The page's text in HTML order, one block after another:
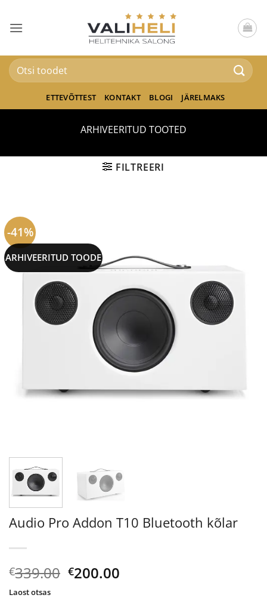
content
Otsi:
ETTEVÕTTEST KONTAKT BLOGI JÄRELMAKS
ARHIVEERITUD TOOTED
FILTREERI
-41%
ARHIVEERITUD TOODE
Audio Pro Addon T10 Bluetooth kõlar
€339.00 Algne
€200.00
Laost otsas